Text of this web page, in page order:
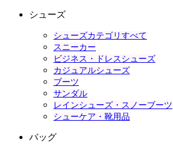
シューズ
シューズカテゴリすべて
スニーカー
ビジネス・ドレスシューズ
カジュアルシューズ
ブーツ
サンダル
レインシューズ・スノーブーツ
シューケア・靴用品
バッグ